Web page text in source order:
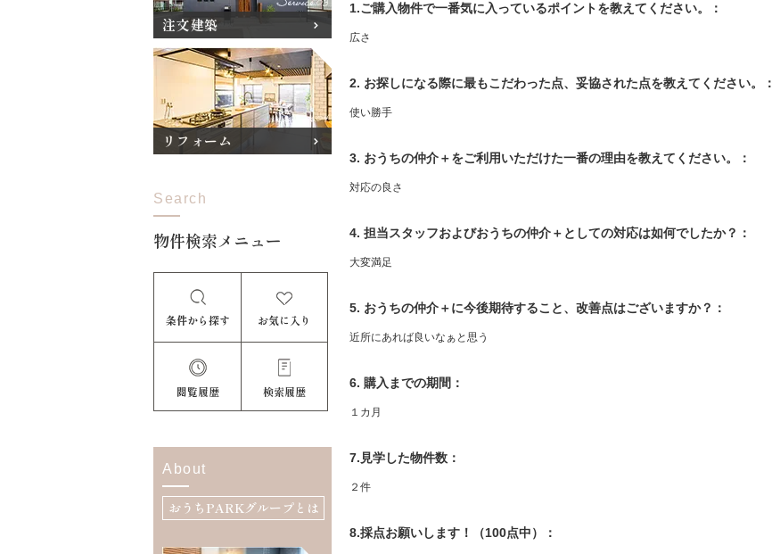
1.ご購入物件で一番気に入っているポイントを教えてください。：
広さ
2. お探しになる際に最もこだわった点、妥協された点を教えてください。：
使い勝手
3. おうちの仲介＋をご利用いただけた一番の理由を教えてください。：
対応の良さ
4. 担当スタッフおよびおうちの仲介＋としての対応は如何でしたか？：
大変満足
5. おうちの仲介＋に今後期待すること、改善点はございますか？：
近所にあれば良いなぁと思う
6. 購入までの期間：
１カ月
7.見学した物件数：
２件
8.採点お願いします！（100点中）：
注文建築
リフォーム
Search
物件検索メニュー
条件から探す お気に入り
閲覧履歴 検索履歴
About
おうちPARKグループとは